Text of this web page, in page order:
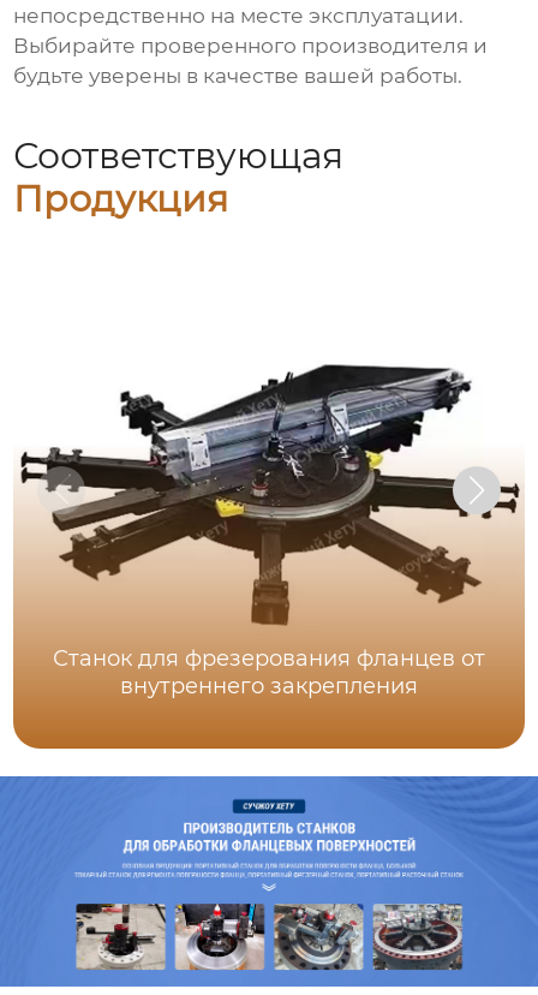
непосредственно на месте эксплуатации.
Выбирайте проверенного производителя и
будьте уверены в качестве вашей работы.
Соответствующая
Продукция
Станок для фрезерования фланцев от
внутреннего закрепления